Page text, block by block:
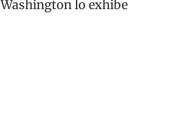
Washington lo exhibe